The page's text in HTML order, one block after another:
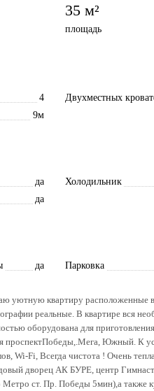
35 м²
площадь
4 Двухместных
9м
да Холодильник
да
да Парковка
уютную квартиру pасположенные
реальные. В квартире вся
оборудована для
проспектПобеды,.Мега, Южный. К
Wi-Fi, Всегда чистота ! Очень
дворец АК БУРЕ, центр
Метро ст. Пр. Победы 5мин),а также